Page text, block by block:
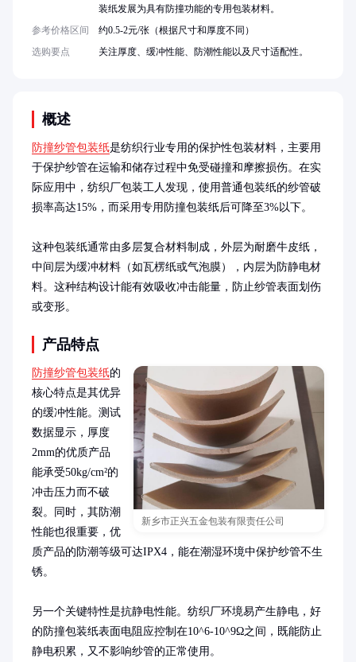
概述
防撞纱管包装纸是纺织行业专用的保护性包装材料，主要用
于保护纱管在运输和储存过程中免受碰撞和摩擦损伤。在实
际应用中，纺织厂包装工人发现，使用普通包装纸的纱管破
损率高达15%，而采用专用防撞包装纸后可降至3%以下。
这种包装纸通常由多层复合材料制成，外层为耐磨牛皮纸，
中间层为缓冲材料（如瓦楞纸或气泡膜），内层为防静电材
料。这种结构设计能有效吸收冲击能量，防止纱管表面划伤
或变形。
产品特点
新乡市正兴五金包装有限责任公司
防撞纱管包装纸的
核心特点是其优异
的缓冲性能。测试
数据显示，厚度
2mm的优质产品
能承受50kg/cm²的
冲击压力而不破
裂。同时，其防潮
性能也很重要，优
质产品的防潮等级可达IPX4，能在潮湿环境中保护纱管不生
锈。
另一个关键特性是抗静电性能。纺织厂环境易产生静电，好
的防撞包装纸表面电阻应控制在10^6-10^9Ω之间，既能防止
静电积累，又不影响纱管的正常使用。
装纸发展为具有防撞功能的专用包装材料。
参考价格区间
约0.5-2元/张（根据尺寸和厚度不同）
选购要点
关注厚度、缓冲性能、防潮性能以及尺寸适配性。